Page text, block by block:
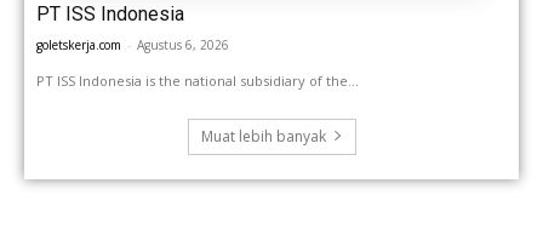
PT ISS Indonesia
goletskerja.com - Agustus 6, 2026
PT ISS Indonesia is the national subsidiary of the...
Muat lebih banyak